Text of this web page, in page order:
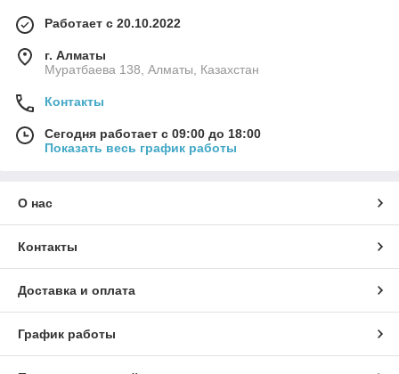
Работает с 20.10.2022
г. Алматы
Муратбаева 138, Алматы, Казахстан
Контакты
Сегодня работает с 09:00 до 18:00
Показать весь график работы
О нас
Контакты
Доставка и оплата
График работы